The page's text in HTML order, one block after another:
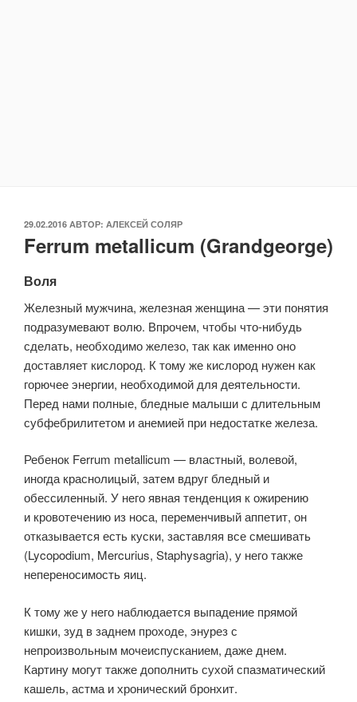
ОПУБЛИКОВАНО
29.02.2016 АВТОР: АЛЕКСЕЙ СОЛЯР
Ferrum metallicum (Grandgeorge)
Воля
Железный мужчина, железная женщина — эти понятия
подразумевают волю. Впрочем, чтобы что-нибудь
сделать, необходимо железо, так как именно оно
доставляет кислород. К тому же кислород нужен как
горючее энергии, необходимой для деятельности.
Перед нами полные, бледные малыши с длительным
субфебрилитетом и анемией при недостатке железа.
Ребенок Ferrum metallicum — властный, волевой,
иногда краснолицый, затем вдруг бледный и
обессиленный. У него явная тенденция к ожирению
и кровотечению из носа, переменчивый аппетит, он
отказывается есть куски, заставляя все смешивать
(Lycopodium, Mercurius, Staphysagria), у него также
непереносимость яиц.
К тому же у него наблюдается выпадение прямой
кишки, зуд в заднем проходе, энурез с
непроизвольным мочеиспусканием, даже днем.
Картину могут также дополнить сухой спазматический
кашель, астма и хронический бронхит.